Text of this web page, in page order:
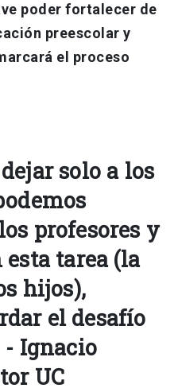
poder fortalecer de
preescolar y
el proceso
solo a los
profesores y
esta tarea (la
hijos),
el desafío
Ignacio
UC